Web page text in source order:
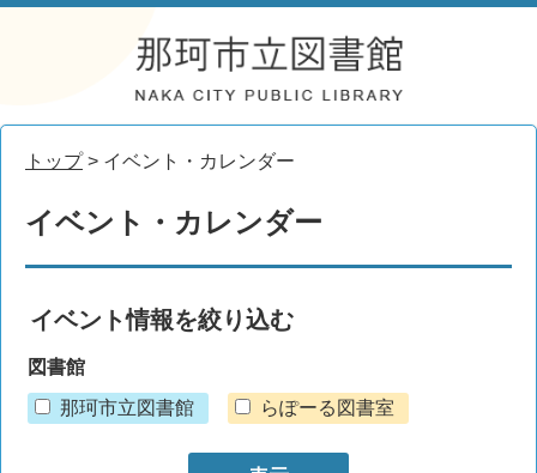
トップ> イベント・カレンダー
イベント・カレンダー
イベント情報を絞り込む
図書館
那珂市立図書館
らぽーる図書室